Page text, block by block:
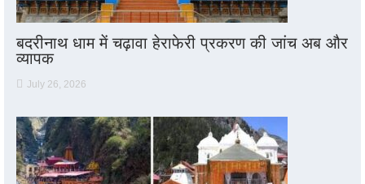
बदरीनाथ धाम में चढ़ावा हेराफेरी प्रकरण की जांच अब और
व्यापक
July 26, 2026